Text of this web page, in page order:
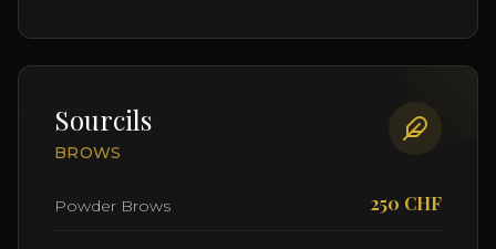
Sourcils
BROWS
Powder Brows 250 CHF